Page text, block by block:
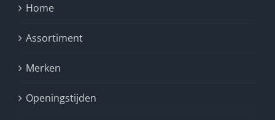
Home
Assortiment
Merken
Openingstijden